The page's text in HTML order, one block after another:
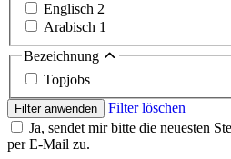
Englisch 2
Arabisch 1
Bezeichnung
Topjobs
Filter anwenden
Filter löschen
Ja, sendet mir bitte die neuesten
per E-Mail zu.